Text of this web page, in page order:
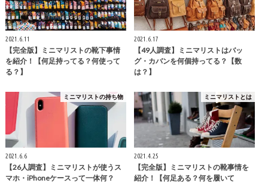
2021.6.11
【完全版】ミニマリストの靴下事情
を紹介！【何足持ってる？何使って
る？】
2021.6.17
【49人調査】ミニマリストはバッ
グ・カバンを何個持ってる？【数
は？】
ミニマリストの持ち物
2021.6.6
【26人調査】ミニマリストが使うス
マホ・iPhoneケースって一体何？
ミニマリストとは
2021.4.25
【完全版】ミニマリストの靴事情を
紹介！【何足ある？何を履いて